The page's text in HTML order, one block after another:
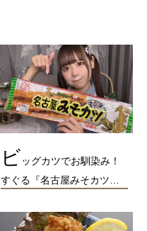
ビッグカツでお馴染み！
すぐる『名古屋みそカツ…